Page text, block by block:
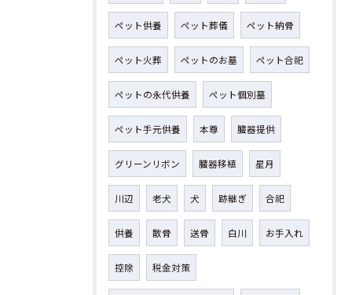
ペット供養 ペット葬儀 ペット納骨
ペット火葬 ペットのお墓 ペット合祀
ペットの永代供養 ペット個別墓
ペット手元供養 本尊 臓器提供
グリーンリボン 臓器移植 星月
川辺 老犬 犬 跡継ぎ 合祀
供養 散骨 送骨 白川 お手入れ
控除 税金対策